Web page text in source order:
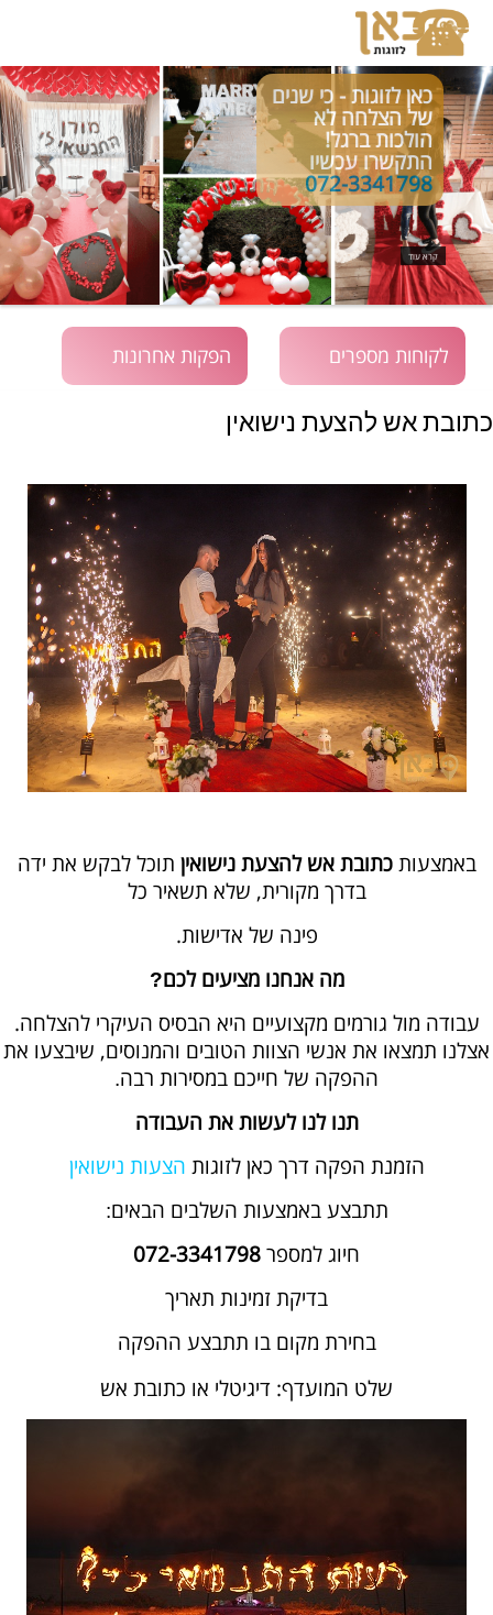
כאן לזוגות - כי שנים
של הצלחה לא
הולכות ברגל!
התקשרו עכשיו
072-3341798
קרא עוד
לקוחות מספרים הפקות אחרונות
כתובת אש להצעת נישואין
באמצעות כתובת אש להצעת נישואין תוכל לבקש את ידה
בדרך מקורית, שלא תשאיר כל
פינה של אדישות.
מה אנחנו מציעים לכם?
עבודה מול גורמים מקצועיים היא הבסיס העיקרי להצלחה.
אצלנו תמצאו את אנשי הצוות הטובים והמנוסים, שיבצעו את
ההפקה של חייכם במסירות רבה.
תנו לנו לעשות את העבודה
הזמנת הפקה דרך כאן לזוגות הצעות נישואין
תתבצע באמצעות השלבים הבאים:
חיוג למספר 072-3341798
בדיקת זמינות תאריך
בחירת מקום בו תתבצע ההפקה
שלט המועדף: דיגיטלי או כתובת אש